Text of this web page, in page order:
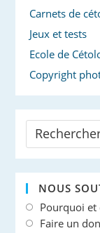
Carnets de
Jeux et tests
Ecole de
Copyright
NOUS
Pourquoi et
Faire un